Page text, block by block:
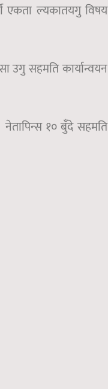
एकता ल्यकातयगु विषय
उगु सहमति कार्यान्वयन
१० बुँदे सहमति